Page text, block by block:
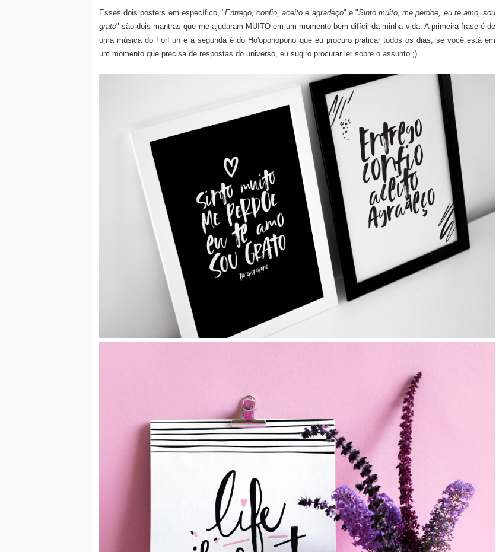
Esses dois posters em específico, "Entrego, confio, aceito e agradeço" e "Sinto muito, me perdoe, eu te amo, sou
grato" são dois mantras que me ajudaram MUITO em um momento bem difícil da minha vida. A primeira frase é de
uma música do ForFun e a segunda é do Ho'oponopono que eu procuro praticar todos os dias, se você está em
um momento que precisa de respostas do universo, eu sugiro procurar ler sobre o assunto ;)